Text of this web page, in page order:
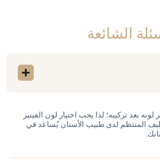
الشائعة
لونه بعد تركيبه؛ لذا يجب اختيار لون الفينير
المنتظم لدى طبيب الأسنان يُساعد في